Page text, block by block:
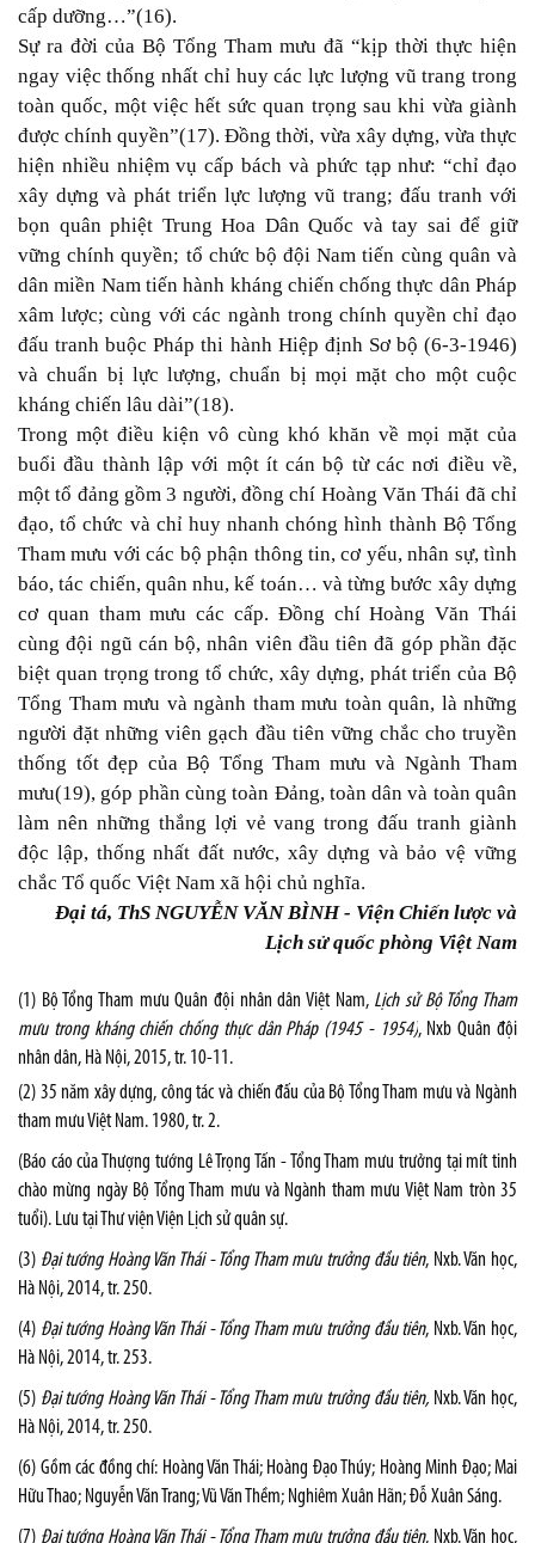
cấp dưỡng…”(16).
Sự ra đời của Bộ Tổng Tham mưu đã “kịp thời thực hiện
ngay việc thống nhất chỉ huy các lực lượng vũ trang trong
toàn quốc, một việc hết sức quan trọng sau khi vừa giành
được chính quyền”(17). Đồng thời, vừa xây dựng, vừa thực
hiện nhiều nhiệm vụ cấp bách và phức tạp như: “chỉ đạo
xây dựng và phát triển lực lượng vũ trang; đấu tranh với
bọn quân phiệt Trung Hoa Dân Quốc và tay sai để giữ
vững chính quyền; tổ chức bộ đội Nam tiến cùng quân và
dân miền Nam tiến hành kháng chiến chống thực dân Pháp
xâm lược; cùng với các ngành trong chính quyền chỉ đạo
đấu tranh buộc Pháp thi hành Hiệp định Sơ bộ (6-3-1946)
và chuẩn bị lực lượng, chuẩn bị mọi mặt cho một cuộc
kháng chiến lâu dài”(18).
Trong một điều kiện vô cùng khó khăn về mọi mặt của
buổi đầu thành lập với một ít cán bộ từ các nơi điều về,
một tổ đảng gồm 3 người, đồng chí Hoàng Văn Thái đã chỉ
đạo, tổ chức và chỉ huy nhanh chóng hình thành Bộ Tổng
Tham mưu với các bộ phận thông tin, cơ yếu, nhân sự, tình
báo, tác chiến, quân nhu, kế toán… và từng bước xây dựng
cơ quan tham mưu các cấp. Đồng chí Hoàng Văn Thái
cùng đội ngũ cán bộ, nhân viên đầu tiên đã góp phần đặc
biệt quan trọng trong tổ chức, xây dựng, phát triển của Bộ
Tổng Tham mưu và ngành tham mưu toàn quân, là những
người đặt những viên gạch đầu tiên vững chắc cho truyền
thống tốt đẹp của Bộ Tổng Tham mưu và Ngành Tham
mưu(19), góp phần cùng toàn Đảng, toàn dân và toàn quân
làm nên những thắng lợi vẻ vang trong đấu tranh giành
độc lập, thống nhất đất nước, xây dựng và bảo vệ vững
chắc Tổ quốc Việt Nam xã hội chủ nghĩa.
Đại tá, ThS NGUYỄN VĂN BÌNH - Viện Chiến lược và
Lịch sử quốc phòng Việt Nam
(1) Bộ Tổng Tham mưu Quân đội nhân dân Việt Nam, Lịch sử Bộ Tổng Tham
mưu trong kháng chiến chống thực dân Pháp (1945 - 1954), Nxb Quân đội
nhân dân, Hà Nội, 2015, tr. 10-11.
(2) 35 năm xây dựng, công tác và chiến đấu của Bộ Tổng Tham mưu và Ngành
tham mưu Việt Nam. 1980, tr. 2.
(Báo cáo của Thượng tướng Lê Trọng Tấn - Tổng Tham mưu trưởng tại mít tinh
chào mừng ngày Bộ Tổng Tham mưu và Ngành tham mưu Việt Nam tròn 35
tuổi). Lưu tại Thư viện Viện Lịch sử quân sự.
(3) Đại tướng Hoàng Văn Thái - Tổng Tham mưu trưởng đầu tiên, Nxb. Văn học,
Hà Nội, 2014, tr. 250.
(4) Đại tướng Hoàng Văn Thái - Tổng Tham mưu trưởng đầu tiên, Nxb. Văn học,
Hà Nội, 2014, tr. 253.
(5) Đại tướng Hoàng Văn Thái - Tổng Tham mưu trưởng đầu tiên, Nxb. Văn học,
Hà Nội, 2014, tr. 250.
(6) Gồm các đồng chí: Hoàng Văn Thái; Hoàng Đạo Thúy; Hoàng Minh Đạo; Mai
Hữu Thao; Nguyễn Văn Trang; Vũ Văn Thềm; Nghiêm Xuân Hãn; Đỗ Xuân Sáng.
(7) Đại tướng Hoàng Văn Thái - Tổng Tham mưu trưởng đầu tiên, Nxb. Văn học,